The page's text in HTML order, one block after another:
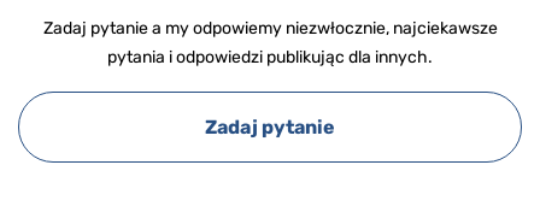
Zadaj pytanie a my odpowiemy niezwłocznie, najciekawsze
pytania i odpowiedzi publikując dla innych.
Zadaj pytanie